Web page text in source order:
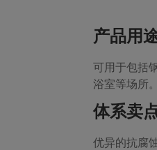
产品用
可用于包括
浴室等场所。
体系卖
优异的抗腐